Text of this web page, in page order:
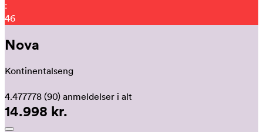
:
34
Nova
Kontinentalseng
4.477778 (90) anmeldelser i alt
14.998 kr.